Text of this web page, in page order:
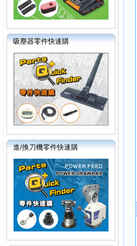
吸塵器零件快速購
進/換刀機零件快速購